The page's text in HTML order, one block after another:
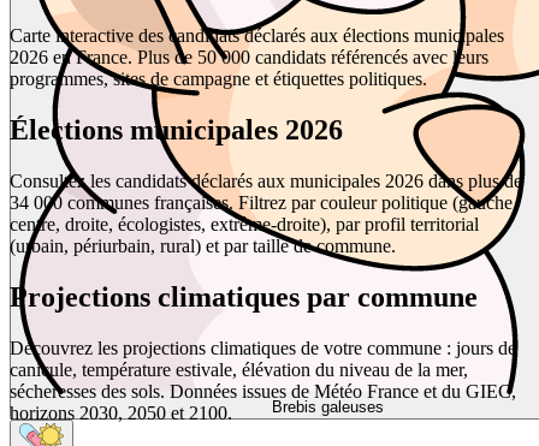
Brebis galeuses
Carte interactive des candidats déclarés aux élections municipales
2026 en France. Plus de 50 000 candidats référencés avec leurs
programmes, sites de campagne et étiquettes politiques.
Élections municipales 2026
Consultez les candidats déclarés aux municipales 2026 dans plus de
34 000 communes françaises. Filtrez par couleur politique (gauche,
centre, droite, écologistes, extrême-droite), par profil territorial
(urbain, périurbain, rural) et par taille de commune.
Projections climatiques par commune
Découvrez les projections climatiques de votre commune : jours de
canicule, température estivale, élévation du niveau de la mer,
sécheresses des sols. Données issues de Météo France et du GIEC,
horizons 2030, 2050 et 2100.